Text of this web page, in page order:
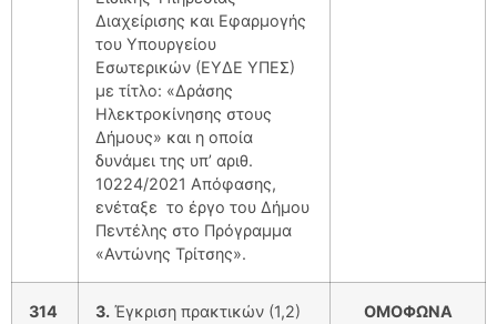
Διαχείρισης και Εφαρμογής
του Υπουργείου
Εσωτερικών (ΕΥΔΕ ΥΠΕΣ)
με τίτλο: «Δράσης
Ηλεκτροκίνησης στους
Δήμους» και η οποία
δυνάμει της υπ’ αριθ.
10224/2021 Απόφασης,
ενέταξε το έργο του Δήμου
Πεντέλης στο Πρόγραμμα
«Αντώνης Τρίτσης».
314 3. Έγκριση πρακτικών (1,2)
ΟΜΟΦΩΝΑ